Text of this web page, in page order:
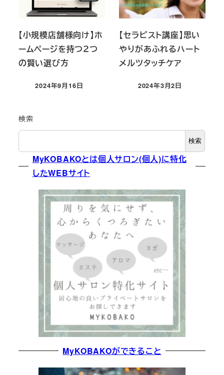
【小規模店舗様向け】ホ
ームページを持つ２つ
の賢い選び方
投稿日
2024年9月16日
【セラピスト講座】思い
やりがあふれるハート
メルツタッチケア
投稿日
2024年3月2日
検索
検索
MyKOBAKOとは個人サロン(個人)に特化
したWEBサイト
MyKOBAKOができること